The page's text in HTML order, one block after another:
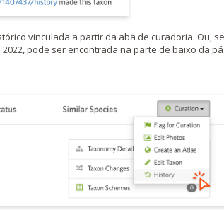
vinculada a partir da aba de curadoria. Ou,
pode ser encontrada na parte de baixo da